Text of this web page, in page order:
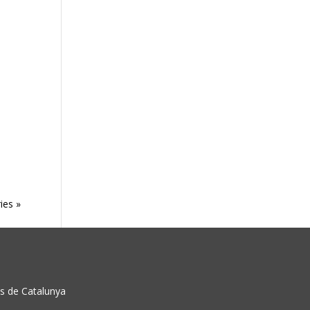
»
de Catalunya